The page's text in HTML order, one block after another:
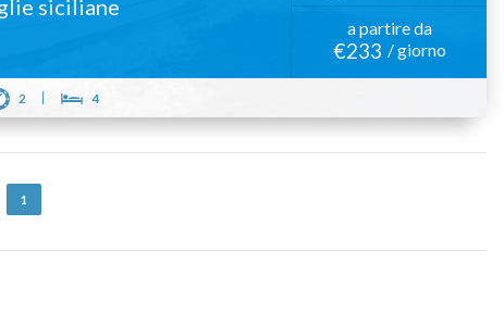
siciliane
a partire da
€233 / giorno
2 4
1